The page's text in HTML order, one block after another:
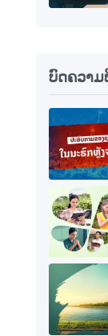
ບົດຄວາມ